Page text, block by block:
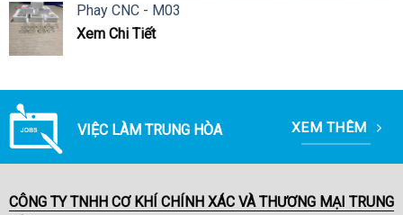
Phay CNC - M03
Xem Chi Tiết
VIỆC LÀM TRUNG HÒA XEM THÊM
CÔNG TY TNHH CƠ KHÍ CHÍNH XÁC VÀ THƯƠNG MẠI TRUNG